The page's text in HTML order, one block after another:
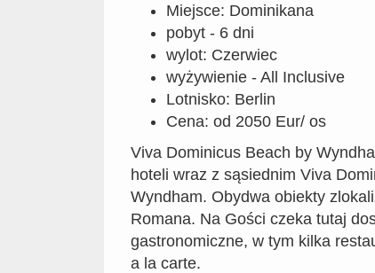
Miejsce: Dominikana
pobyt - 6 dni
wylot: Czerwiec
wyżywienie - All Inclusive
Lotnisko: Berlin
Cena: od 2050 Eur/ os
Viva Dominicus Beach by
hoteli wraz z sąsiednim Viva
Wyndham. Obydwa obiekty
Romana. Na Gości czeka tutaj
gastronomiczne, w tym kilka
a la carte.